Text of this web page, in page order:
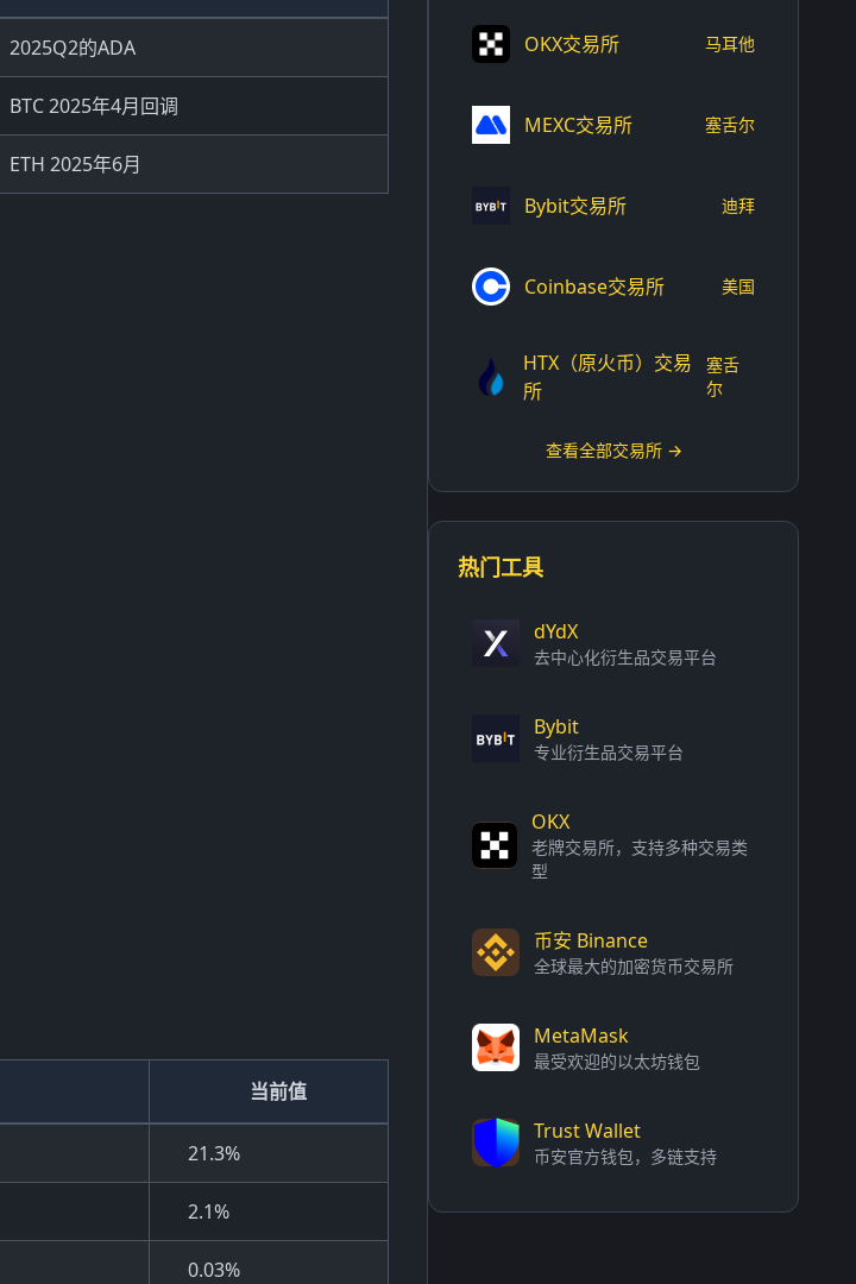
2025Q2的ADA
BTC 2025年4月回调
ETH 2025年6月
当前值
21.3%
2.1%
0.03%
OKX交易所 马耳他
MEXC交易所 塞舌尔
Bybit交易所 迪拜
Coinbase交易所 美国
HTX（原火币）交易
所
塞舌
尔
查看全部交易所 →
热门工具
dYdX
去中心化衍生品交易平台
Bybit
专业衍生品交易平台
OKX
老牌交易所，支持多种交易类
型
币安 Binance
全球最大的加密货币交易所
MetaMask
最受欢迎的以太坊钱包
Trust Wallet
币安官方钱包，多链支持